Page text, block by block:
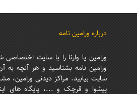
درباره ورامین نامه
ورامین یا وارنا را با سایت
ورامین نامه بشناسید و هر آنچه به
سایت بیابید. مراکز دیدنی ورامین،
پیشوا و قرچک و ...، پایگاه های